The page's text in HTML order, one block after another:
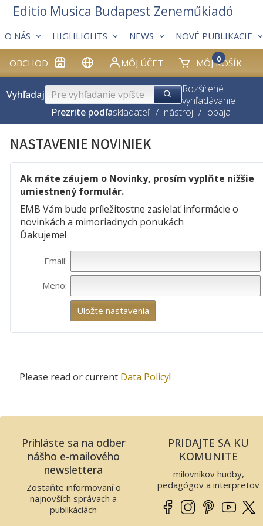
OBCHOD MÔJ ÚČET MÔJ KOŠÍK
0
O NÁS HIGHLIGHTS NEWS NOVÉ PUBLIKACIE
Editio Musica Budapest Zeneműkiadó
Vyhľadaj
Rozšírené
vyhľadávanie
Prezrite podľaskladateľ / nástroj / obaja
NASTAVENIE NOVINIEK
Ak máte záujem o Novinky, prosím vyplňte nižšie
umiestnený formulár.
EMB Vám bude príležitostne zasielať informácie o
novinkách a mimoriadnych ponukách
Ďakujeme!
Email:
Meno:
Please read or current Data Policy!
Prihláste sa na odber
nášho e-mailového
newslettera
Zostaňte informovaní o
najnovších správach a
publikáciách
PRIDAJTE SA KU
KOMUNITE
milovníkov hudby,
pedagógov a interpretov